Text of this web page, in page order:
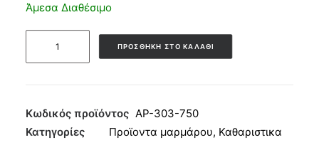
Άμεσα Διαθέσιμο
AP-
303
ΠΡΟΣΘΉΚΗ ΣΤΟ ΚΑΛΆΘΙ
Κωδικός προϊόντος ΑΡ-303-750
Κατηγορίες
Προϊοντα μαρμάρου, Καθαριστικα